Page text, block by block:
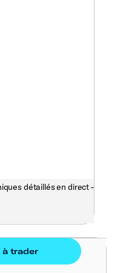
détaillés en direct -